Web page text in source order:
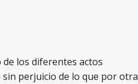
de los diferentes actos
perjuicio de lo que por otra